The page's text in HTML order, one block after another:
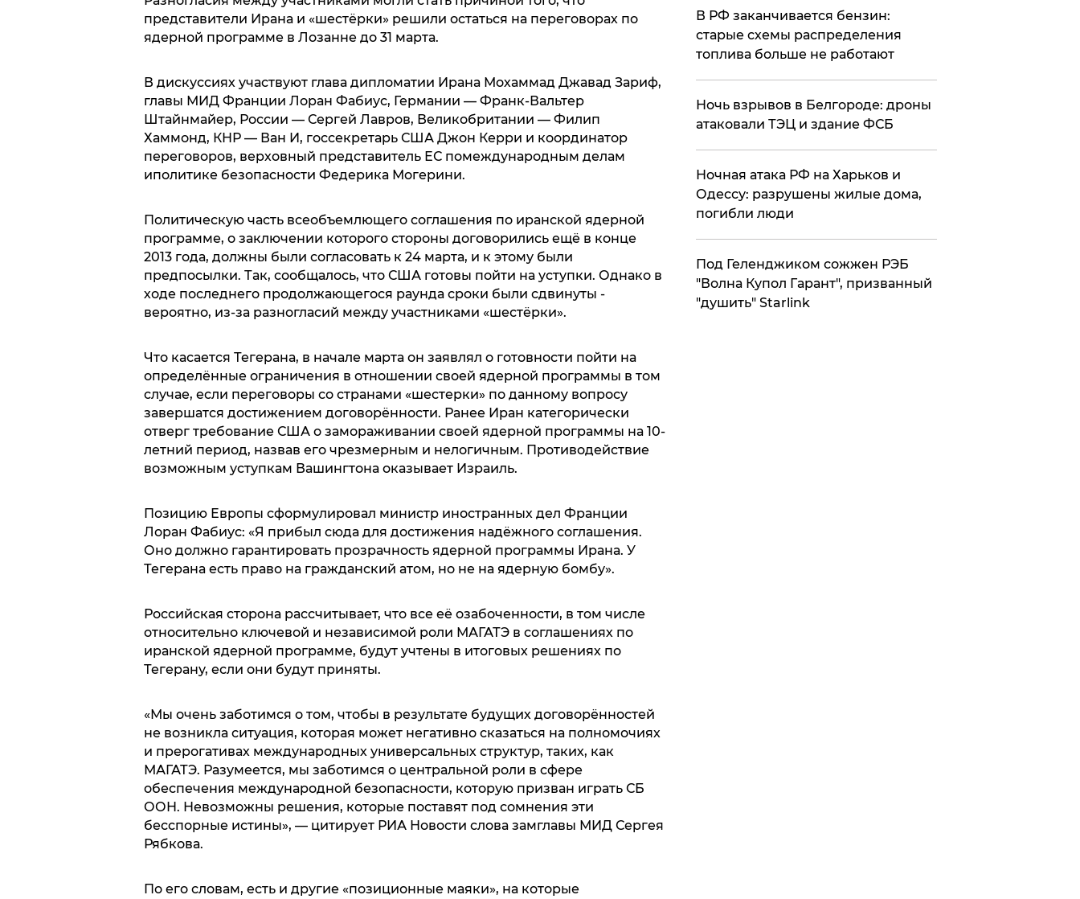
представители Ирана и «шестёрки» решили остаться на переговорах по
ядерной программе в Лозанне до 31 марта.
В дискуссиях участвуют глава дипломатии Ирана Мохаммад Джавад Зариф,
главы МИД Франции Лоран Фабиус, Германии — Франк-Вальтер
Штайнмайер, России — Сергей Лавров, Великобритании — Филип
Хаммонд, КНР — Ван И, госсекретарь США Джон Керри и координатор
переговоров, верховный представитель ЕС помеждународным делам
иполитике безопасности Федерика Могерини.
Политическую часть всеобъемлющего соглашения по иранской ядерной
программе, о заключении которого стороны договорились ещё в конце
2013 года, должны были согласовать к 24 марта, и к этому были
предпосылки. Так, сообщалось, что США готовы пойти на уступки. Однако в
ходе последнего продолжающегося раунда сроки были сдвинуты -
вероятно, из-за разногласий между участниками «шестёрки».
Что касается Тегерана, в начале марта он заявлял о готовности пойти на
определённые ограничения в отношении своей ядерной программы в том
случае, если переговоры со странами «шестерки» по данному вопросу
завершатся достижением договорённости. Ранее Иран категорически
отверг требование США о замораживании своей ядерной программы на 10-
летний период, назвав его чрезмерным и нелогичным. Противодействие
возможным уступкам Вашингтона оказывает Израиль.
Позицию Европы сформулировал министр иностранных дел Франции
Лоран Фабиус: «Я прибыл сюда для достижения надёжного соглашения.
Оно должно гарантировать прозрачность ядерной программы Ирана. У
Тегерана есть право на гражданский атом, но не на ядерную бомбу».
Российская сторона рассчитывает, что все её озабоченности, в том числе
относительно ключевой и независимой роли МАГАТЭ в соглашениях по
иранской ядерной программе, будут учтены в итоговых решениях по
Тегерану, если они будут приняты.
«Мы очень заботимся о том, чтобы в результате будущих договорённостей
не возникла ситуация, которая может негативно сказаться на полномочиях
и прерогативах международных универсальных структур, таких, как
МАГАТЭ. Разумеется, мы заботимся о центральной роли в сфере
обеспечения международной безопасности, которую призван играть СБ
ООН. Невозможны решения, которые поставят под сомнения эти
бесспорные истины», — цитирует РИА Новости слова замглавы МИД Сергея
Рябкова.
По его словам, есть и другие «позиционные маяки», на которые
​В РФ заканчивается бензин:
старые схемы распределения
топлива больше не работают
​Ночь взрывов в Белгороде: дроны
атаковали ТЭЦ и здание ФСБ
​Ночная атака РФ на Харьков и
Одессу: разрушены жилые дома,
погибли люди
Под Геленджиком сожжен РЭБ
"Волна Купол Гарант", призванный
"душить" Starlink